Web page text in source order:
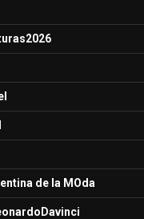
de la MOda